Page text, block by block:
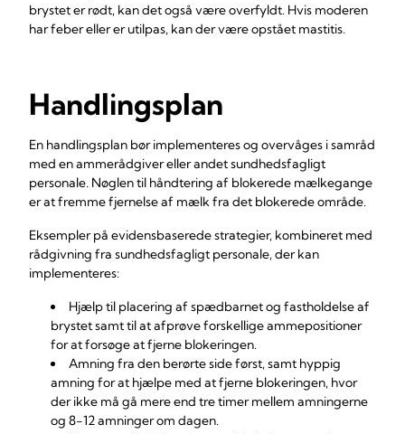
brystet er rødt, kan det også være overfyldt. Hvis moderen
har feber eller er utilpas, kan der være opstået mastitis.
Handlingsplan
En handlingsplan bør implementeres og overvåges i samråd
med en ammerådgiver eller andet sundhedsfagligt
personale. Nøglen til håndtering af blokerede mælkegange
er at fremme fjernelse af mælk fra det blokerede område.
Eksempler på evidensbaserede strategier, kombineret med
rådgivning fra sundhedsfagligt personale, der kan
implementeres:
Hjælp til placering af spædbarnet og fastholdelse af
brystet samt til at afprøve forskellige ammepositioner
for at forsøge at fjerne blokeringen.
Amning fra den berørte side først, samt hyppig
amning for at hjælpe med at fjerne blokeringen, hvor
der ikke må gå mere end tre timer mellem amningerne
og 8-12 amninger om dagen.